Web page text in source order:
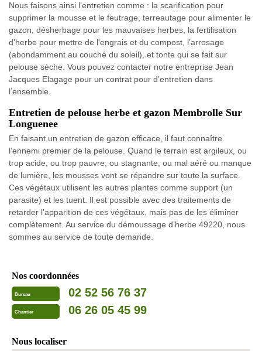
Nous faisons ainsi l’entretien comme : la scarification pour
supprimer la mousse et le feutrage, terreautage pour alimenter le
gazon, désherbage pour les mauvaises herbes, la fertilisation
d'herbe pour mettre de l'engrais et du compost, l’arrosage
(abondamment au couché du soleil), et tonte qui se fait sur
pelouse sèche. Vous pouvez contacter notre entreprise Jean
Jacques Elagage pour un contrat pour d’entretien dans
l’ensemble.
Entretien de pelouse herbe et gazon Membrolle Sur
Longuenee
En faisant un entretien de gazon efficace, il faut connaître
l’ennemi premier de la pelouse. Quand le terrain est argileux, ou
trop acide, ou trop pauvre, ou stagnante, ou mal aéré ou manque
de lumière, les mousses vont se répandre sur toute la surface.
Ces végétaux utilisent les autres plantes comme support (un
parasite) et les tuent. Il est possible avec des traitements de
retarder l’apparition de ces végétaux, mais pas de les éliminer
complètement. Au service du démoussage d’herbe 49220, nous
sommes au service de toute demande.
Nos coordonnées
Bureau 02 52 56 76 37
Chantier 06 26 05 45 99
Nous localiser